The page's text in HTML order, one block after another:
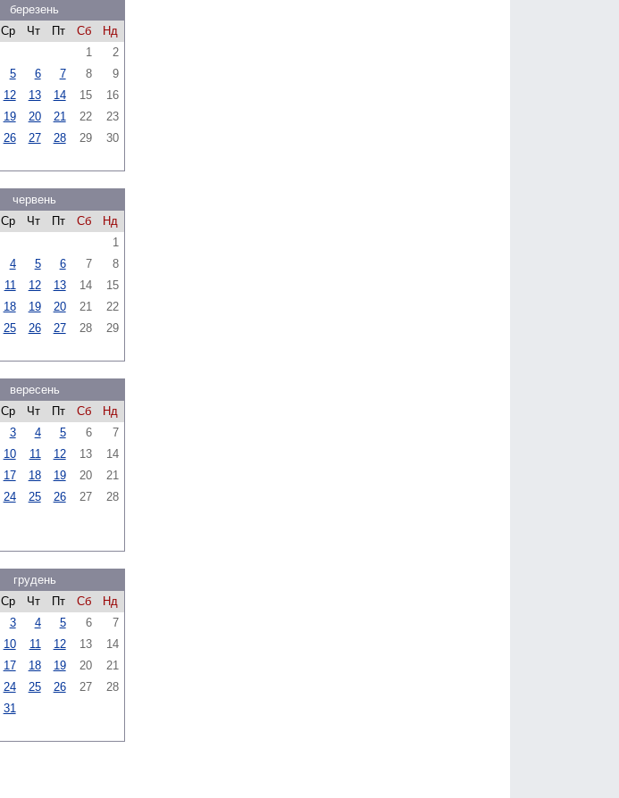
березень
Ср Чт Пт Сб
Нд
1
2
5 6 7 8
9
12 13 14 15
16
19 20 21 22
23
26 27 28 29
30
червень
Ср Чт Пт Сб
Нд
1
4 5 6 7
8
11 12 13 14
15
18 19 20 21
22
25 26 27 28
29
вересень
Ср Чт Пт Сб
Нд
3 4 5 6
7
10 11 12 13
14
17 18 19 20
21
24 25 26 27
28
грудень
Ср Чт Пт Сб
Нд
3 4 5 6
7
10 11 12 13
14
17 18 19 20
21
24 25 26 27
28
31